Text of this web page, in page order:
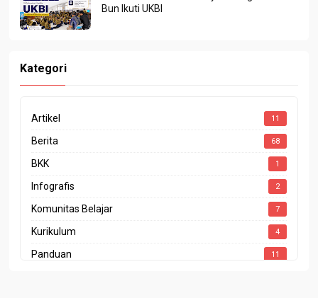
Bun Ikuti UKBI
Kategori
Artikel 11
Berita 68
BKK 1
Infografis 2
Komunitas Belajar 7
Kurikulum 4
Panduan 11